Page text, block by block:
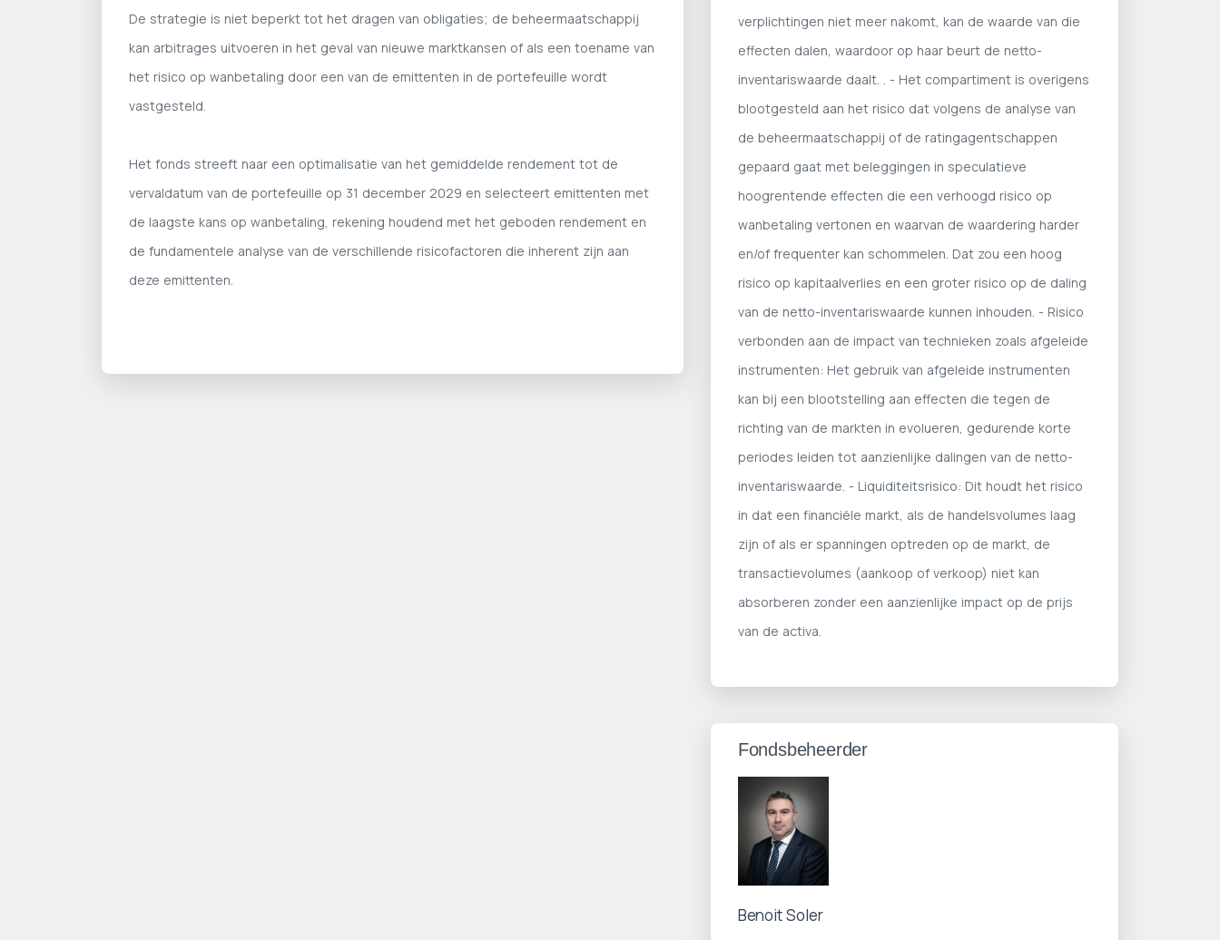
De strategie is niet beperkt tot het dragen van obligaties; de beheermaatschappij
kan arbitrages uitvoeren in het geval van nieuwe marktkansen of als een toename van
het risico op wanbetaling door een van de emittenten in de portefeuille wordt
vastgesteld.
Het fonds streeft naar een optimalisatie van het gemiddelde rendement tot de
vervaldatum van de portefeuille op 31 december 2029 en selecteert emittenten met
de laagste kans op wanbetaling, rekening houdend met het geboden rendement en
de fundamentele analyse van de verschillende risicofactoren die inherent zijn aan
deze emittenten.
verplichtingen niet meer nakomt, kan de waarde van die
effecten dalen, waardoor op haar beurt de netto-
inventariswaarde daalt. . - Het compartiment is overigens
blootgesteld aan het risico dat volgens de analyse van
de beheermaatschappij of de ratingagentschappen
gepaard gaat met beleggingen in speculatieve
hoogrentende effecten die een verhoogd risico op
wanbetaling vertonen en waarvan de waardering harder
en/of frequenter kan schommelen. Dat zou een hoog
risico op kapitaalverlies en een groter risico op de daling
van de netto-inventariswaarde kunnen inhouden. - Risico
verbonden aan de impact van technieken zoals afgeleide
instrumenten: Het gebruik van afgeleide instrumenten
kan bij een blootstelling aan effecten die tegen de
richting van de markten in evolueren, gedurende korte
periodes leiden tot aanzienlijke dalingen van de netto-
inventariswaarde. - Liquiditeitsrisico: Dit houdt het risico
in dat een financiële markt, als de handelsvolumes laag
zijn of als er spanningen optreden op de markt, de
transactievolumes (aankoop of verkoop) niet kan
absorberen zonder een aanzienlijke impact op de prijs
van de activa.
Fondsbeheerder
Benoit Soler